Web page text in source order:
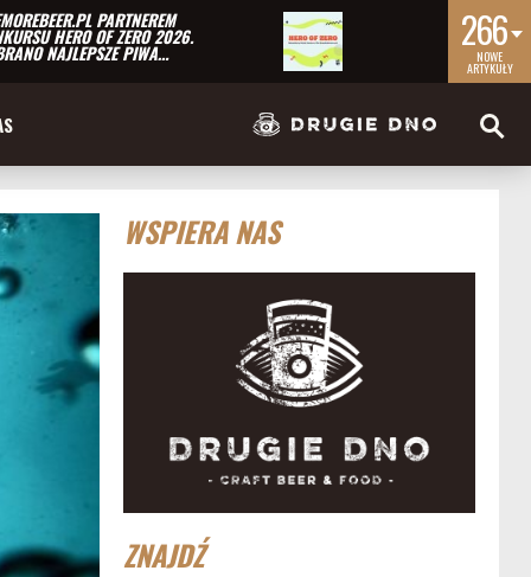
PARTNEREM
HERO OF ZERO 2026.
NAJLEPSZE PIWA… 266
NOWE
ARTYKUŁY
WSPIERA NAS
ZNAJDŹ